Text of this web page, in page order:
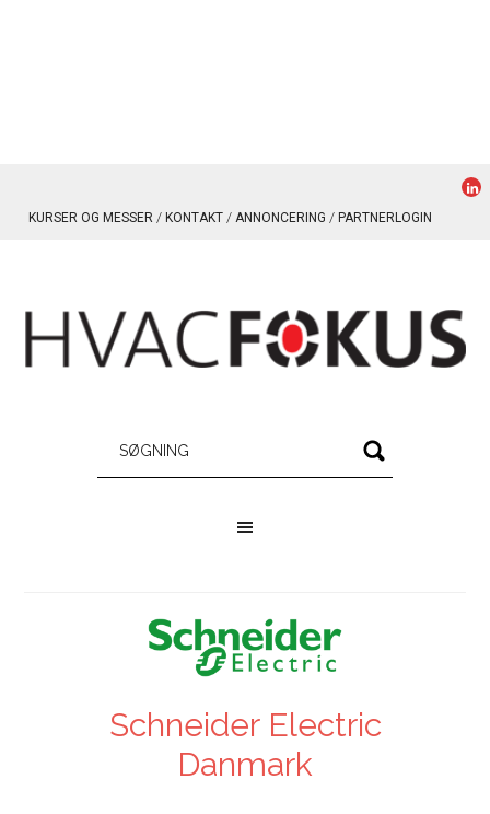
KURSER OG MESSER KONTAKT ANNONCERING PARTNERLOGIN
Schneider Electric
Danmark